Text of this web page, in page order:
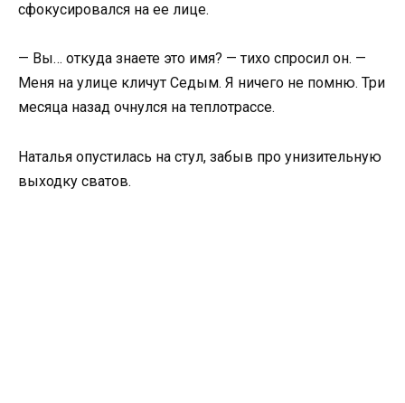
сфокусировался на ее лице.
— Вы… откуда знаете это имя? — тихо спросил он. —
Меня на улице кличут Седым. Я ничего не помню. Три
месяца назад очнулся на теплотрассе.
Наталья опустилась на стул, забыв про унизительную
выходку сватов.